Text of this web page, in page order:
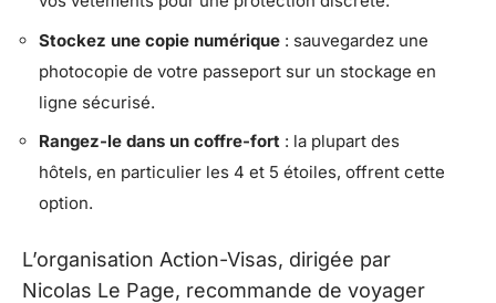
Stockez une copie numérique : sauvegardez une
photocopie de votre passeport sur un stockage en
ligne sécurisé.
Rangez-le dans un coffre-fort : la plupart des
hôtels, en particulier les 4 et 5 étoiles, offrent cette
option.
L’organisation Action-Visas, dirigée par
Nicolas Le Page, recommande de voyager